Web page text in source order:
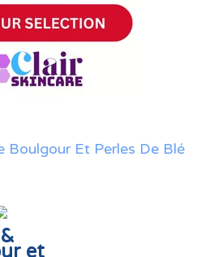
Boulgour Et Perles De Blé
et